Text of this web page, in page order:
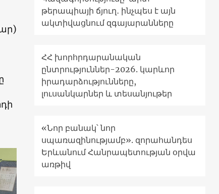
)
թերապիայի ճյուղ․ ինչպես է այն
ակտիվացնում զգայարանները
ՀՀ խորհրդարանական
ընտրություններ-2026. կարևոր
իրադարձությունները,
լուսանկարներ և տեսանյութեր
«Նոր բանակ՝ նոր
սպառազինությամբ». զորահանդես
Երևանում Հանրապետության օրվա
առթիվ